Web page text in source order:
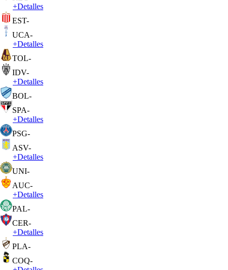
+Detalles
EST-
UCA-
+Detalles
TOL-
IDV-
+Detalles
BOL-
SPA-
+Detalles
PSG-
ASV-
+Detalles
UNI-
AUC-
+Detalles
PAL-
CER-
+Detalles
PLA-
COQ-